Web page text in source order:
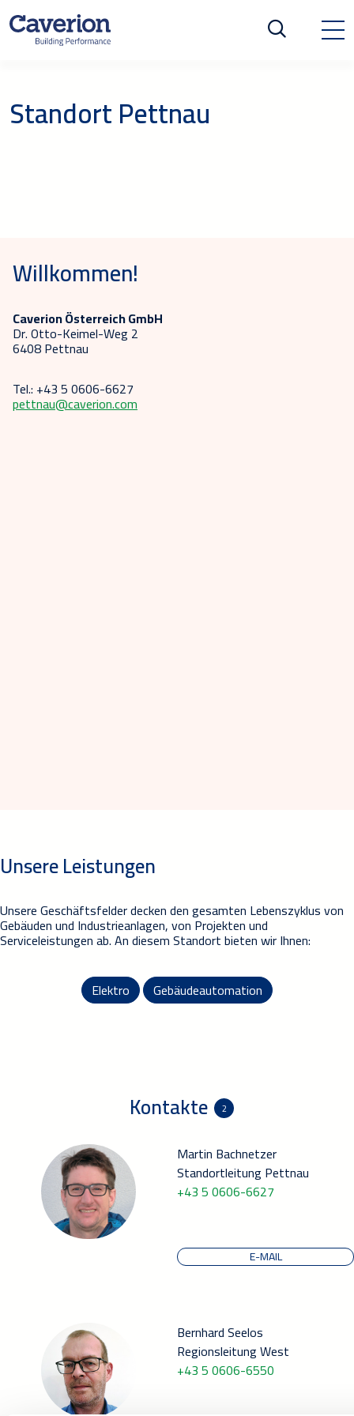
Standort Pettnau
Willkommen!
Caverion Österreich GmbH
Dr. Otto-Keimel-Weg 2
6408 Pettnau
Tel.: +43 5 0606-6627
pettnau@caverion.com
Unsere Leistungen
Unsere Geschäftsfelder decken den gesamten Lebenszyklus von
Gebäuden und Industrieanlagen, von Projekten und
Serviceleistungen ab. An diesem Standort bieten wir Ihnen:
Elektro Gebäudeautomation
Kontakte 2
Martin Bachnetzer
Standortleitung Pettnau
+43 5 0606-6627
E-MAIL
Bernhard Seelos
Regionsleitung West
+43 5 0606-6550